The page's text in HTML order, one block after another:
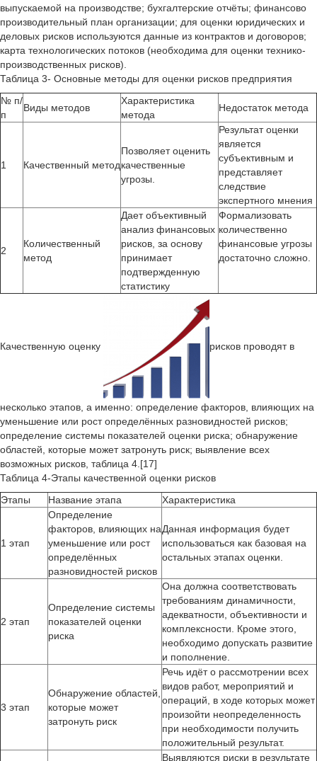
выпускаемой на производстве; бухгалтерские отчёты; финансово
производительный план организации; для оценки юридических и
деловых рисков используются данные из контрактов и договоров;
карта технологических потоков (необходима для оценки технико-
производственных рисков).
Таблица 3- Основные методы для оценки рисков предприятия
№ п/
п
Виды методов
Характеристика
метода
Недостаток метода
1 Качественный метод
Позволяет оценить
качественные
угрозы.
Результат оценки
является
субъективным и
представляет
следствие
экспертного мнения
2
Количественный
метод
Дает объективный
анализ финансовых
рисков, за основу
принимает
подтвержденную
статистику
Формализовать
количественно
финансовые угрозы
достаточно сложно.
Качественную оценку рисков проводят в
несколько этапов, а именно: определение факторов, влияющих на
уменьшение или рост определённых разновидностей рисков;
определение системы показателей оценки риска; обнаружение
областей, которые может затронуть риск; выявление всех
возможных рисков, таблица 4.[17]
Таблица 4-Этапы качественной оценки рисков
Этапы
Название этапа Характеристика
1 этап
Определение
факторов, влияющих на
уменьшение или рост
определённых
разновидностей рисков
Данная информация будет
использоваться как базовая на
остальных этапах оценки.
2 этап
Определение системы
показателей оценки
риска
Она должна соответствовать
требованиям динамичности,
адекватности, объективности и
комплексности. Кроме этого,
необходимо допускать развитие
и пополнение.
3 этап
Обнаружение областей,
которые может
затронуть риск
Речь идёт о рассмотрении всех
видов работ, мероприятий и
операций, в ходе которых может
произойти неопределенность
при необходимости получить
положительный результат.
Выявляются риски в результате